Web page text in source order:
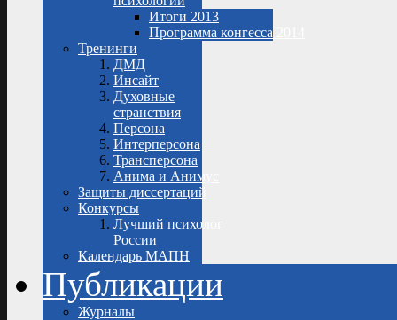
Итоги 2013
Программа конгесса 2014
Тренинги
ДМД
Инсайт
Духовные
странствия
Персона
Интерперсона
Трансперсона
Анима и Анимус
Защиты диссертаций
Конкурсы
Лучший психолог
России
Календарь МАПН
Публикации
Журналы